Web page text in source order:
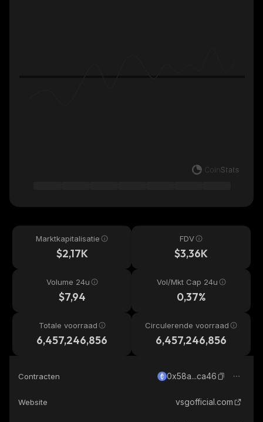
Marktkapitalisatie
$2,17K
FDV
$3,36K
Volume 24u
$7,94
Vol/Mkt Cap 24u
0,37%
Totale voorraad
6,457,246,856
Circulerende voorraad
6,457,246,856
Contracten 0x58a...ca46
Website vsgofficial.com